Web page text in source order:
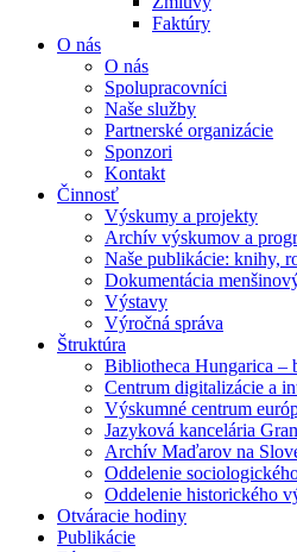
Faktúry
O nás
O nás
Spolupracovníci
Naše služby
Partnerské organizácie
Sponzori
Kontakt
Činnosť
Výskumy a projekty
Archív výskumov a
Naše publikácie: knihy,
Dokumentácia
Výstavy
Výročná správa
Štruktúra
Bibliotheca Hungarica –
Centrum digitalizácie a
Výskumné centrum
Jazyková kancelária
Archív Maďarov na
Oddelenie
Oddelenie historického
Otváracie hodiny
Publikácie